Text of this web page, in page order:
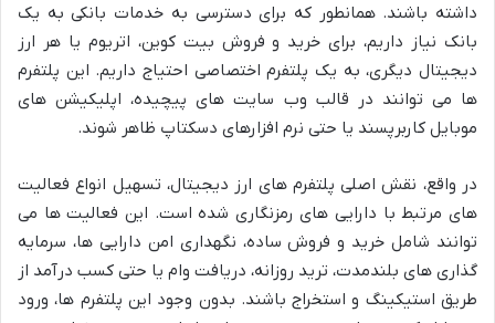
داشته باشند. همانطور که برای دسترسی به خدمات بانکی به یک
بانک نیاز داریم، برای خرید و فروش بیت کوین، اتریوم یا هر ارز
دیجیتال دیگری، به یک پلتفرم اختصاصی احتیاج داریم. این پلتفرم
ها می توانند در قالب وب سایت های پیچیده، اپلیکیشن های
موبایل کاربرپسند یا حتی نرم افزارهای دسکتاپ ظاهر شوند.
در واقع، نقش اصلی پلتفرم های ارز دیجیتال، تسهیل انواع فعالیت
های مرتبط با دارایی های رمزنگاری شده است. این فعالیت ها می
توانند شامل خرید و فروش ساده، نگهداری امن دارایی ها، سرمایه
گذاری های بلندمدت، ترید روزانه، دریافت وام یا حتی کسب درآمد از
طریق استیکینگ و استخراج باشند. بدون وجود این پلتفرم ها، ورود